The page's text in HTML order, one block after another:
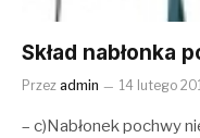
Skład nabłonka
Przez admin 14 lutego
– c)Nabłonek pochwy